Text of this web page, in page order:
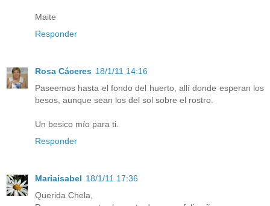
Maite
Responder
Rosa Cáceres 18/1/11 14:16
Paseemos hasta el fondo del huerto, allí donde esperan los
besos, aunque sean los del sol sobre el rostro.
Un besico mío para ti.
Responder
Mariaisabel 18/1/11 17:36
Querida Chela,